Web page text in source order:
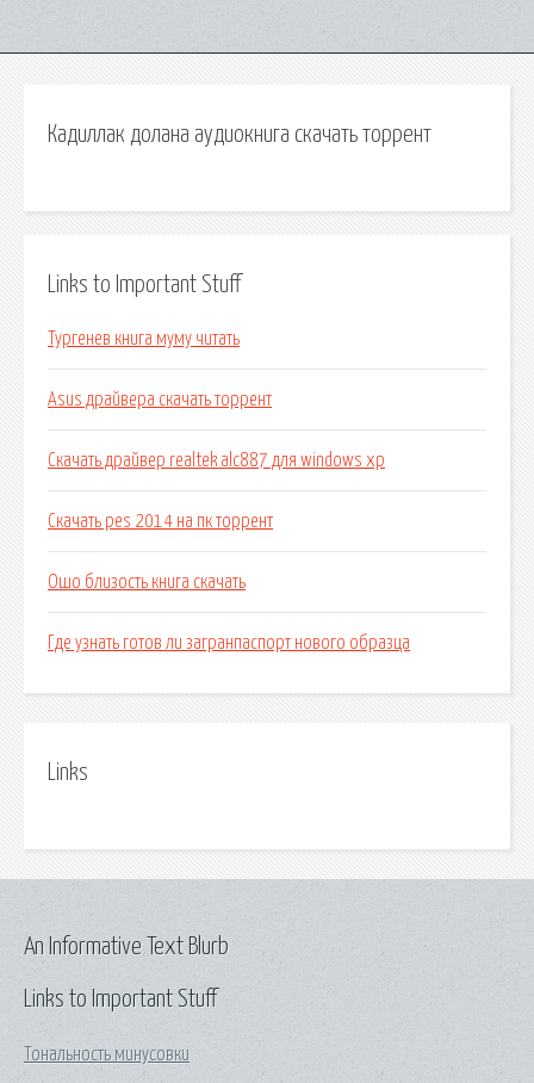
Кадиллак долана аудиокнига скачать торрент
Links to Important Stuff
Тургенев книга муму читать
Asus драйвера скачать торрент
Скачать драйвер realtek alc887 для windows xp
Скачать pes 2014 на пк торрент
Ошо близость книга скачать
Где узнать готов ли загранпаспорт нового образца
Links
Links to Important Stuff
Тональность минусовки
An Informative Text Blurb